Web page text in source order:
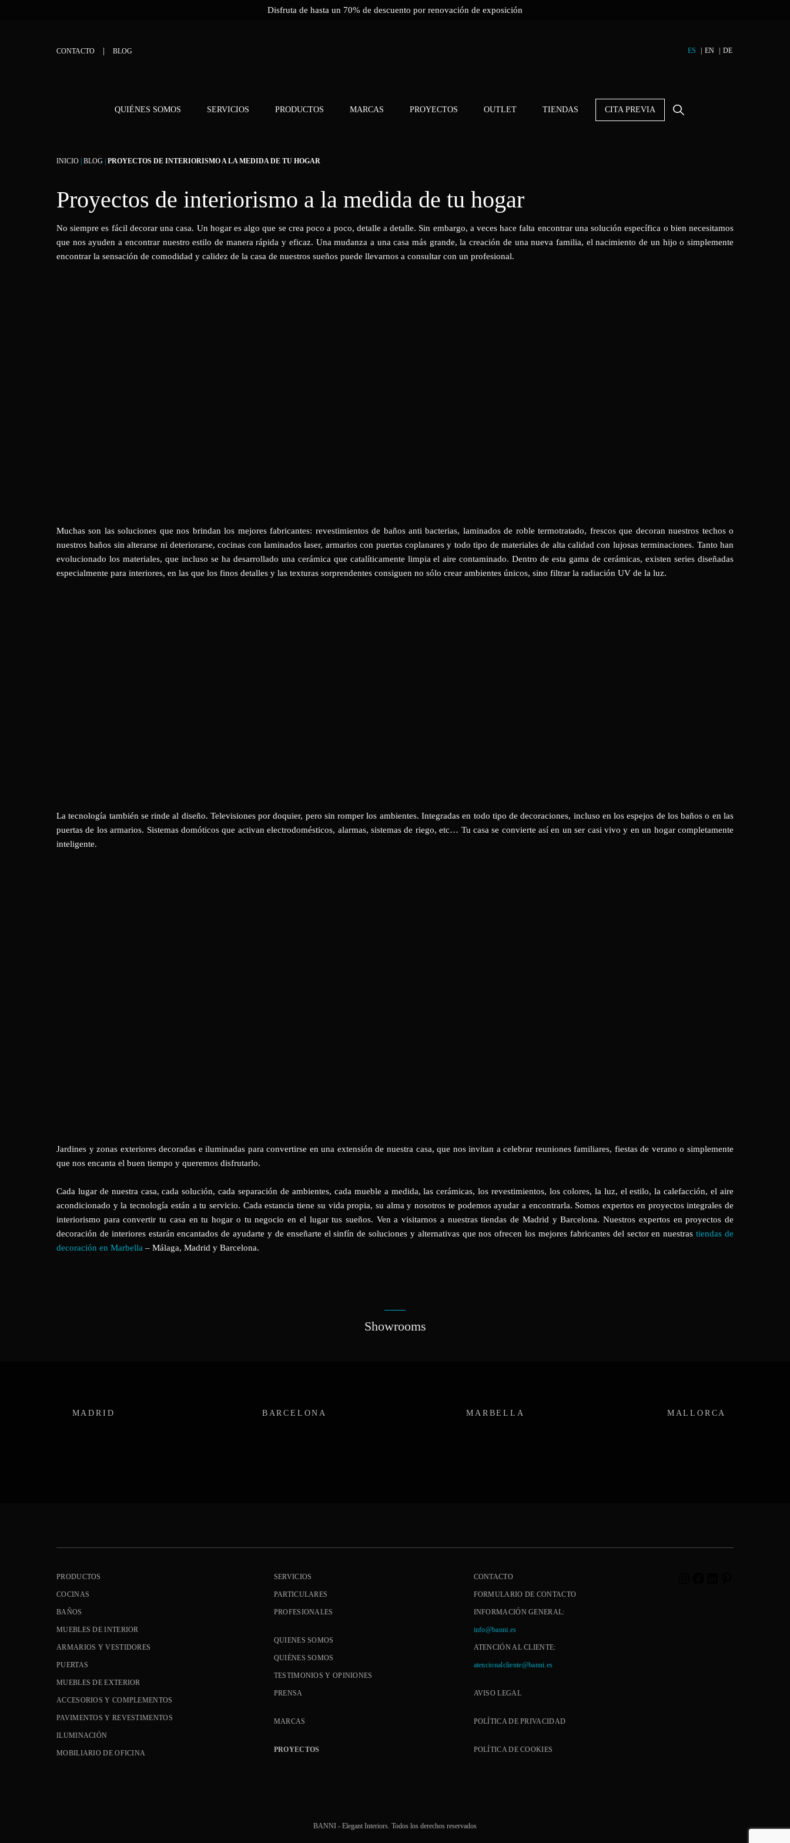
Disfruta de hasta un 70% de descuento por renovación de exposición
CONTACTO BLOG ES EN DE
QUIÉNES SOMOS SERVICIOS PRODUCTOS MARCAS PROYECTOS OUTLET TIENDAS CITA PREVIA
INICIO BLOG PROYECTOS DE INTERIORISMO A LA MEDIDA DE TU HOGAR
Proyectos de interiorismo a la medida de tu hogar
No siempre es fácil decorar una casa. Un hogar es algo que se crea poco a poco, detalle a detalle. Sin embargo, a veces hace falta encontrar una solución específica o bien necesitamos
que nos ayuden a encontrar nuestro estilo de manera rápida y eficaz. Una mudanza a una casa más grande, la creación de una nueva familia, el nacimiento de un hijo o simplemente
encontrar la sensación de comodidad y calidez de la casa de nuestros sueños puede llevarnos a consultar con un profesional.
Muchas son las soluciones que nos brindan los mejores fabricantes: revestimientos de baños anti bacterias, laminados de roble termotratado, frescos que decoran nuestros techos o
nuestros baños sin alterarse ni deteriorarse, cocinas con laminados laser, armarios con puertas coplanares y todo tipo de materiales de alta calidad con lujosas terminaciones. Tanto han
evolucionado los materiales, que incluso se ha desarrollado una cerámica que catalíticamente limpia el aire contaminado. Dentro de esta gama de cerámicas, existen series diseñadas
especialmente para interiores, en las que los finos detalles y las texturas sorprendentes consiguen no sólo crear ambientes únicos, sino filtrar la radiación UV de la luz.
La tecnología también se rinde al diseño. Televisiones por doquier, pero sin romper los ambientes. Integradas en todo tipo de decoraciones, incluso en los espejos de los baños o en las
puertas de los armarios. Sistemas domóticos que activan electrodomésticos, alarmas, sistemas de riego, etc… Tu casa se convierte así en un ser casi vivo y en un hogar completamente
inteligente.
Jardines y zonas exteriores decoradas e iluminadas para convertirse en una extensión de nuestra casa, que nos invitan a celebrar reuniones familiares, fiestas de verano o simplemente
que nos encanta el buen tiempo y queremos disfrutarlo.
Cada lugar de nuestra casa, cada solución, cada separación de ambientes, cada mueble a medida, las cerámicas, los revestimientos, los colores, la luz, el estilo, la calefacción, el aire
acondicionado y la tecnología están a tu servicio. Cada estancia tiene su vida propia, su alma y nosotros te podemos ayudar a encontrarla. Somos expertos en proyectos integrales de
interiorismo para convertir tu casa en tu hogar o tu negocio en el lugar tus sueños. Ven a visitarnos a nuestras tiendas de Madrid y Barcelona. Nuestros expertos en proyectos de
decoración de interiores estarán encantados de ayudarte y de enseñarte el sinfín de soluciones y alternativas que nos ofrecen los mejores fabricantes del sector en nuestrastiendas de
decoración en Marbella – Málaga, Madrid y Barcelona.
Showrooms
MADRID BARCELONA MARBELLA MALLORCA
PRODUCTOS
COCINAS
BAÑOS
MUEBLES DE INTERIOR
ARMARIOS Y VESTIDORES
PUERTAS
MUEBLES DE EXTERIOR
ACCESORIOS Y COMPLEMENTOS
PAVIMENTOS Y REVESTIMENTOS
ILUMINACIÓN
MOBILIARIO DE OFICINA
SERVICIOS
PARTICULARES
PROFESIONALES
QUIENES SOMOS
QUIÉNES SOMOS
TESTIMONIOS Y OPINIONES
PRENSA
MARCAS
PROYECTOS
CONTACTO
FORMULARIO DE CONTACTO
INFORMACIÓN GENERAL:
info@banni.es
ATENCIÓN AL CLIENTE:
atencionalcliente@banni.es
AVISO LEGAL
POLÍTICA DE PRIVACIDAD
POLÍTICA DE COOKIES
BANNI - Elegant Interiors. Todos los derechos reservados